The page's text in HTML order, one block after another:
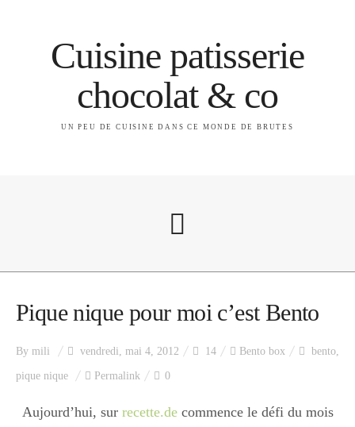
Cuisine patisserie
chocolat & co
UN PEU DE CUISINE DANS CE MONDE DE BRUTES
A propos
Index des recettes
Catégories
Pique nique pour moi c’est Bento
By mili vendredi, mai 4, 2012 14 Bento box bento,
pique nique Permalink 0
Aujourd’hui, sur recette.decommence le défi du mois